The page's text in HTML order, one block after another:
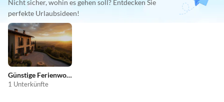
Nicht sicher, wohin es gehen soll? Entdecken Sie
perfekte Urlaubsideen!
Günstige Ferienwohnungen
1 Unterkünfte